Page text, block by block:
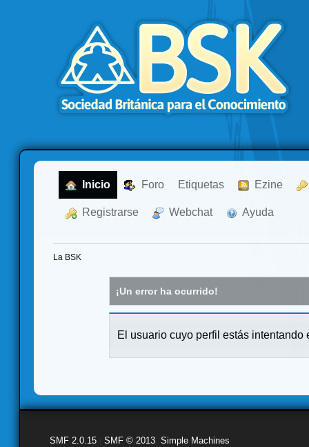
Inicio Foro Etiquetas Ezine
Registrarse Webchat Ayuda
La BSK
¡Un error ha ocurrido!
El usuario cuyo perfil estás intentando
SMF 2.0.15 SMF © 2013 Simple Machines